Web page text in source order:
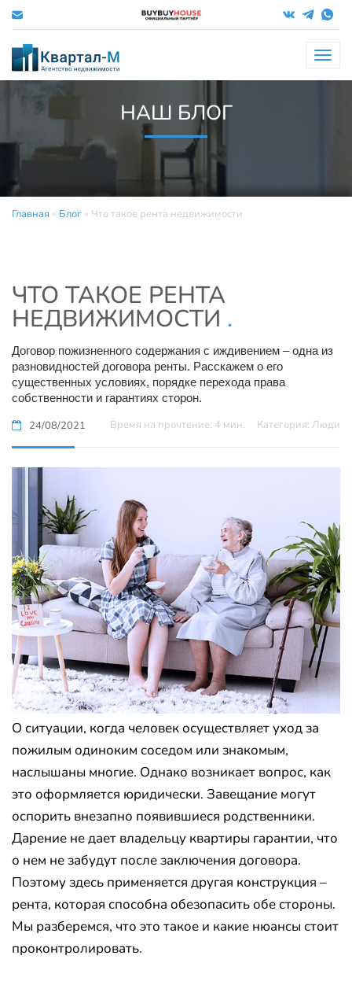
Меню
НАШ БЛОГ
Главная » Блог » Что такое рента недвижимости
ЧТО ТАКОЕ РЕНТА
НЕДВИЖИМОСТИ .
Договор пожизненного содержания с иждивением – одна из
разновидностей договора ренты. Расскажем о его
существенных условиях, порядке перехода права
собственности и гарантиях сторон.
24/08/2021 Время на прочтение: 4 мин. Категория: Люди
О ситуации, когда человек осуществляет уход за
пожилым одиноким соседом или знакомым,
наслышаны многие. Однако возникает вопрос, как
это оформляется юридически. Завещание могут
оспорить внезапно появившиеся родственники.
Дарение не дает владельцу квартиры гарантии, что
о нем не забудут после заключения договора.
Поэтому здесь применяется другая конструкция –
рента, которая способна обезопасить обе стороны.
Мы разберемся, что это такое и какие нюансы стоит
проконтролировать.